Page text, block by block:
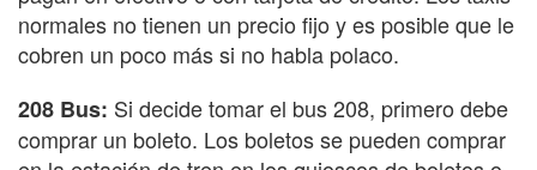
normales no tienen un precio fijo y es posible que le
cobren un poco más si no habla polaco.
208 Bus: Si decide tomar el bus 208, primero debe
comprar un boleto. Los boletos se pueden comprar